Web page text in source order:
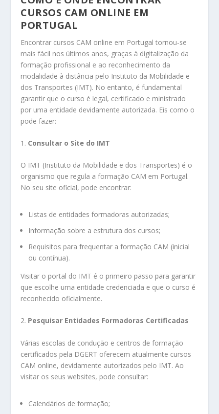
CURSOS CAM ONLINE EM
PORTUGAL
Encontrar cursos CAM online em Portugal tornou-se
mais fácil nos últimos anos, graças à digitalização da
formação profissional e ao reconhecimento da
modalidade à distância pelo Instituto da Mobilidade e
dos Transportes (IMT). No entanto, é fundamental
garantir que o curso é legal, certificado e ministrado
por uma entidade devidamente autorizada. Eis como o
pode fazer:
1. Consultar o Site do IMT
O IMT (Instituto da Mobilidade e dos Transportes) é o
organismo que regula a formação CAM em Portugal.
No seu site oficial, pode encontrar:
Listas de entidades formadoras autorizadas;
Informação sobre a estrutura dos cursos;
Requisitos para frequentar a formação CAM (inicial
ou contínua).
Visitar o portal do IMT é o primeiro passo para garantir
que escolhe uma entidade credenciada e que o curso é
reconhecido oficialmente.
2. Pesquisar Entidades Formadoras Certificadas
Várias escolas de condução e centros de formação
certificados pela DGERT oferecem atualmente cursos
CAM online, devidamente autorizados pelo IMT. Ao
visitar os seus websites, pode consultar:
Calendários de formação;